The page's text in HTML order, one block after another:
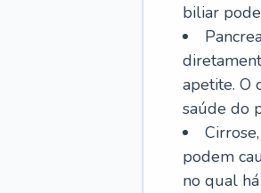
biliar
apetite. O
saúde do
podem
no qual